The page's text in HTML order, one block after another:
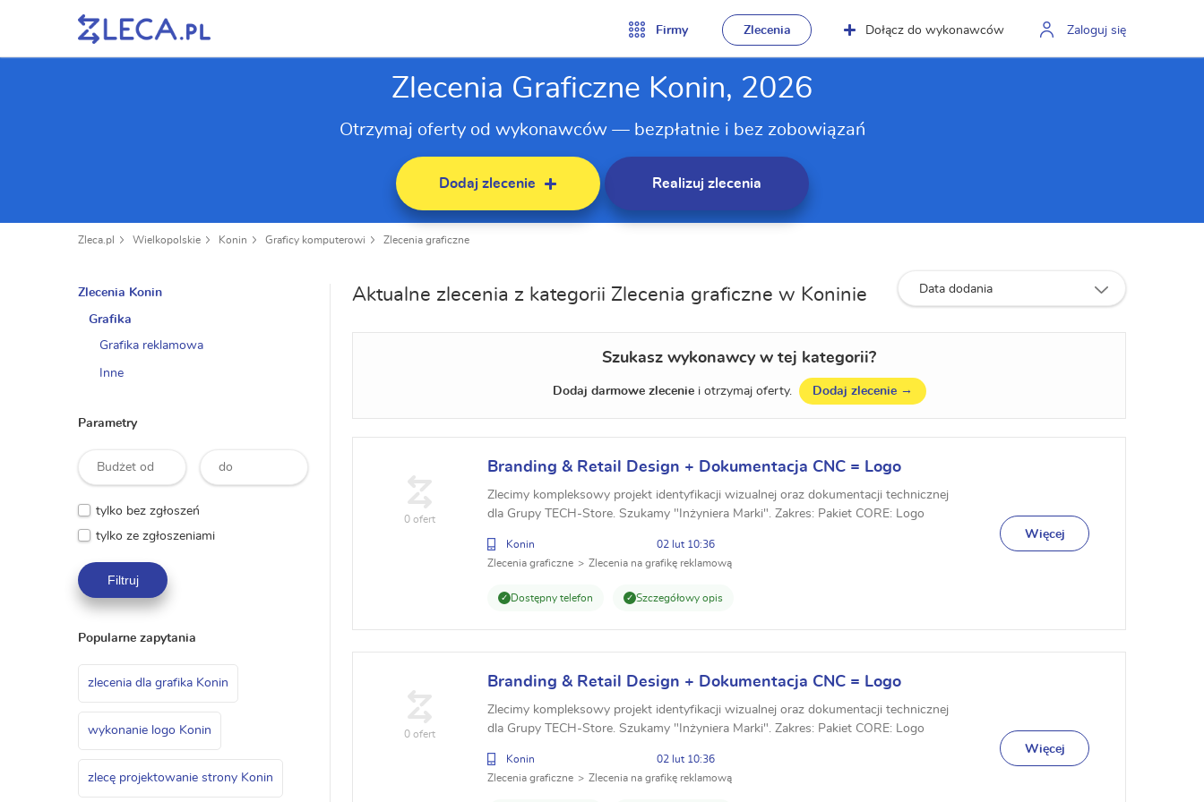
Firmy Zlecenia Dołącz do wykonawców Zaloguj się
Zlecenia Graficzne Konin, 2026
Otrzymaj oferty od wykonawców — bezpłatnie i bez zobowiązań
Dodaj zlecenie Realizuj zlecenia
Zleca.pl Wielkopolskie Konin Graficy komputerowi Zlecenia graficzne
Data dodania
Aktualne zlecenia z kategorii Zlecenia graficzne w Koninie
Szukasz wykonawcy w tej kategorii?
Dodaj darmowe zleceniei otrzymaj oferty. Dodaj zlecenie →
Branding & Retail Design + Dokumentacja CNC = Logo
modułowe TECH-Store 4.0
Zlecimy kompleksowy projekt identyfikacji wizualnej oraz dokumentacji technicznej
dla Grupy TECH-Store. Szukamy "Inżyniera Marki". Zakres: Pakiet CORE: Logo
Konin
02 lut 10:36
Zlecenia graficzne
Zlecenia na grafikę reklamową
Dostępny telefon Szczegółowy opis
0 ofert
Więcej
Branding & Retail Design + Dokumentacja CNC = Logo
modułowe TECH-Store 4.0
Zlecimy kompleksowy projekt identyfikacji wizualnej oraz dokumentacji technicznej
dla Grupy TECH-Store. Szukamy "Inżyniera Marki". Zakres: Pakiet CORE: Logo
Konin
02 lut 10:36
Zlecenia graficzne
Zlecenia na grafikę reklamową
0 ofert
Więcej
Zlecenia Konin
Grafika
Grafika reklamowa
Inne
Parametry
tylko bez zgłoszeń
tylko ze zgłoszeniami
Filtruj
Popularne zapytania
zlecenia dla grafika Konin
wykonanie logo Konin
zlecę projektowanie strony Konin